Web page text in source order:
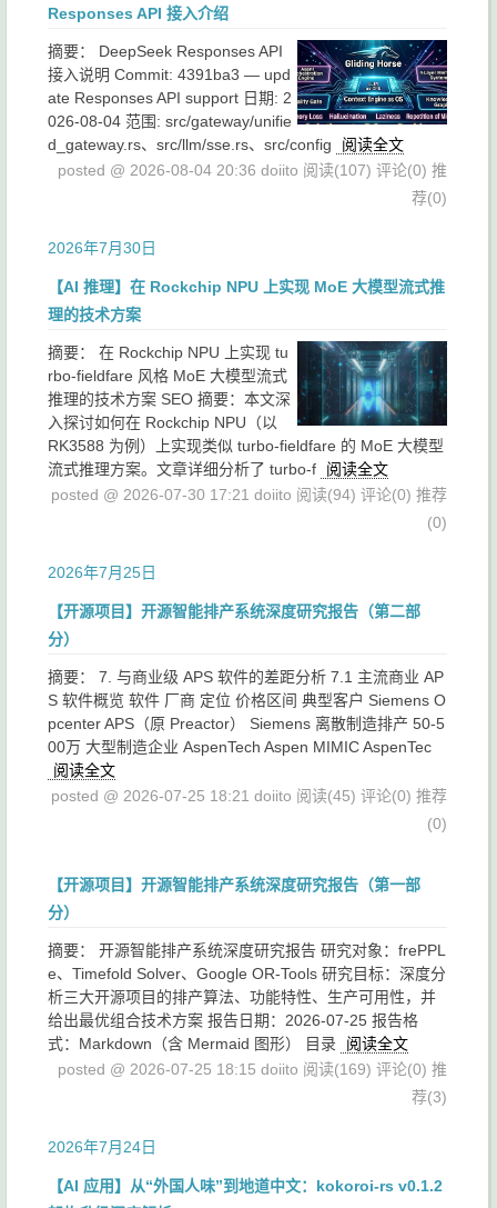
Responses API 接入介绍
摘要： DeepSeek Responses API
接入说明 Commit: 4391ba3 — upd
ate Responses API support 日期: 2
026-08-04 范围: src/gateway/unifie
d_gateway.rs、src/llm/sse.rs、src/config
阅读全文
posted @ 2026-08-04 20:36 doiito 阅读(107) 评论(0) 推
荐(0)
2026年7月30日
【AI 推理】在 Rockchip NPU 上实现 MoE 大模型流式推
理的技术方案
摘要： 在 Rockchip NPU 上实现 tu
rbo-fieldfare 风格 MoE 大模型流式
推理的技术方案 SEO 摘要：本文深
入探讨如何在 Rockchip NPU（以
RK3588 为例）上实现类似 turbo-fieldfare 的 MoE 大模型
流式推理方案。文章详细分析了 turbo-f
阅读全文
posted @ 2026-07-30 17:21 doiito 阅读(94) 评论(0) 推荐
(0)
2026年7月25日
【开源项目】开源智能排产系统深度研究报告（第二部
分）
摘要： 7. 与商业级 APS 软件的差距分析 7.1 主流商业 AP
S 软件概览 软件 厂商 定位 价格区间 典型客户 Siemens O
pcenter APS（原 Preactor） Siemens 离散制造排产 50-5
00万 大型制造企业 AspenTech Aspen MIMIC AspenTec
阅读全文
posted @ 2026-07-25 18:21 doiito 阅读(45) 评论(0) 推荐
(0)
【开源项目】开源智能排产系统深度研究报告（第一部
分）
摘要： 开源智能排产系统深度研究报告 研究对象：frePPL
e、Timefold Solver、Google OR-Tools 研究目标：深度分
析三大开源项目的排产算法、功能特性、生产可用性，并
给出最优组合技术方案 报告日期：2026-07-25 报告格
式：Markdown（含 Mermaid 图形） 目录
阅读全文
posted @ 2026-07-25 18:15 doiito 阅读(169) 评论(0) 推
荐(3)
2026年7月24日
【AI 应用】从“外国人味”到地道中文：kokoroi-rs v0.1.2